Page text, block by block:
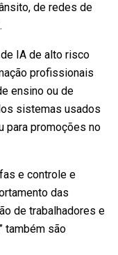
de redes de
IA de alto risco
profissionais
ensino ou de
sistemas usados
para promoções no
e controle e
das
de trabalhadores e
também são